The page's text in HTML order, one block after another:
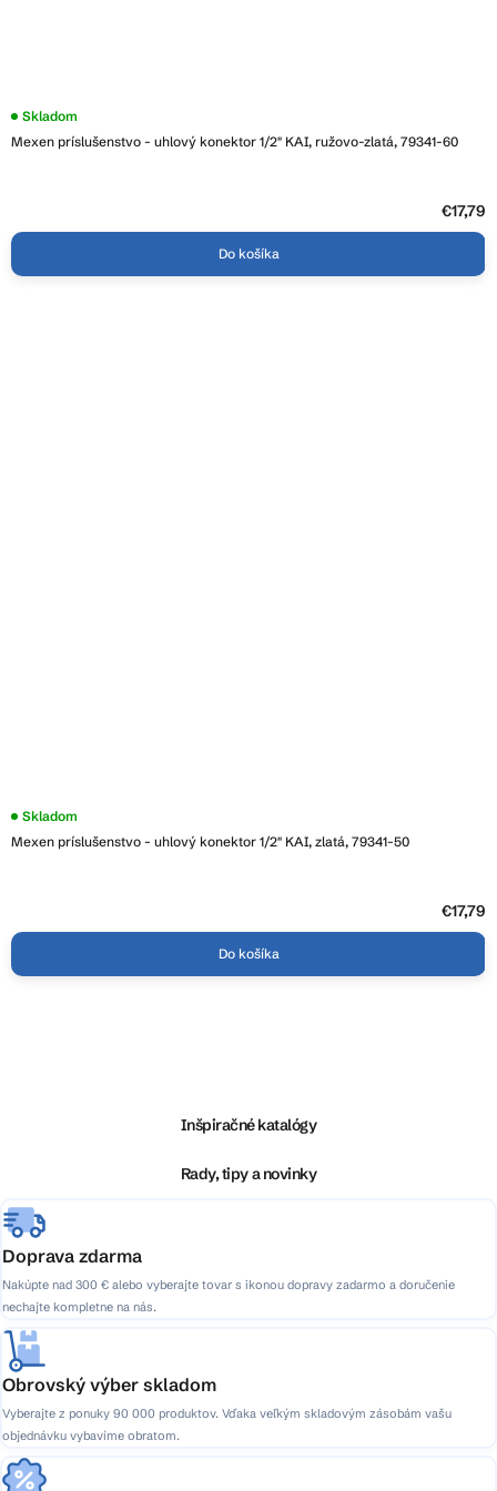
Mexen príslušenstvo - uhlový konektor 1/2" KAI, ružovo-zlatá, 79341-60
Skladom
€17,79
Do košíka
Mexen príslušenstvo - uhlový konektor 1/2" KAI, zlatá, 79341-50
Skladom
€17,79
Do košíka
e
Inšpiračné katalógy
Rady, tipy a novinky
Doprava zdarma
Nakúpte nad 300 € alebo vyberajte tovar s ikonou dopravy zadarmo a doručenie
nechajte kompletne na nás.
Obrovský výber skladom
Vyberajte z ponuky 90 000 produktov. Vďaka veľkým skladovým zásobám vašu
objednávku vybavíme obratom.